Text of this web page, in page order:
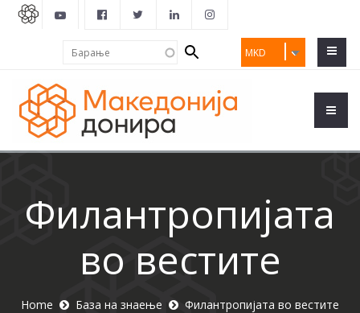
MKD
Search
form
Филантропијата
во вестите
Home База на знаење Филантропијата во вестите